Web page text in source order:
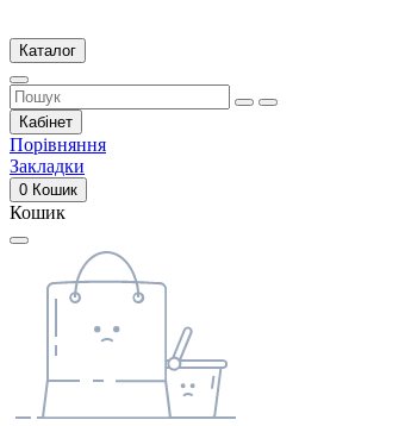
Каталог
Кабінет
Порівняння
Закладки
0 Кошик
Кошик